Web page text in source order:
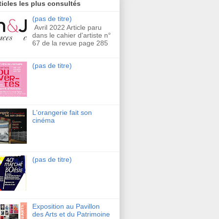
les plus consultés
(pas de titre)
Avril 2022 Article paru
dans le cahier d'artiste n°
67 de la revue page 285
(pas de titre)
L'orangerie fait son
cinéma
(pas de titre)
Exposition au Pavillon
des Arts et du Patrimoine